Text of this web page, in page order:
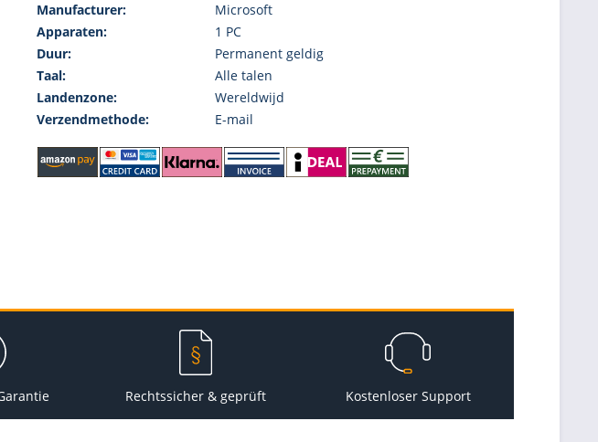
Manufacturer:
Microsoft
Apparaten:
1 PC
Duur:
Permanent geldig
Taal:
Alle talen
Landenzone:
Wereldwijd
Verzendmethode:
E-mail
Rechtssicher & geprüft Kostenloser Support